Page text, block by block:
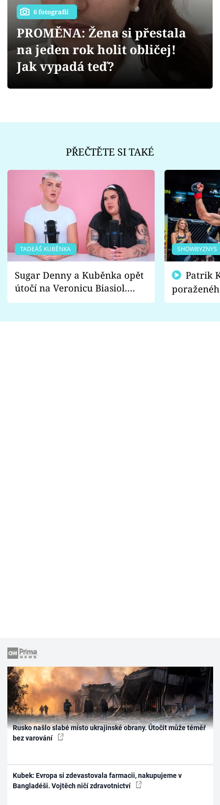
Videa
Sledujte prima+
6 fotografií
PROMĚNA: Žena si přestala
na jeden rok holit obličej!
Jak vypadá teď?
PŘEČTĚTE SI TAKÉ
TADEÁŠ KUBĚNKA
Sugar Denny a Kuběnka opět
útočí na Veronicu Biasiol.
Proč je podle nich falešná a
SHOWBYZNYS
fanoušci
Rusko našlo slabé místo ukrajinské obrany. Útočit může téměř
bez varování
Kubek: Evropa si zdevastovala farmacii, nakupujeme v
Bangladéši. Vojtěch ničí zdravotnictví